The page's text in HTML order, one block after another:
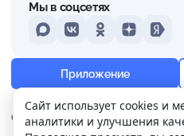
+21°
13 м/с
О нас Контакты
Мы в соцсетях
MAXVKontakteOdnoklassniki
Dzen
Приложение
Сайт использует cookies и
аналитики и улучшения